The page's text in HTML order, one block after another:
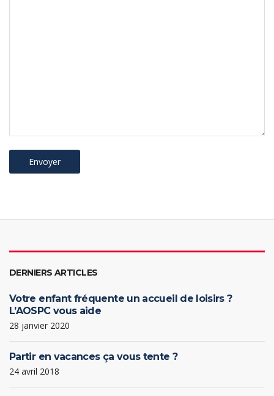
DERNIERS ARTICLES
Votre enfant fréquente un accueil de loisirs ?
L’AOSPC vous aide
28 janvier 2020
Partir en vacances ça vous tente ?
24 avril 2018